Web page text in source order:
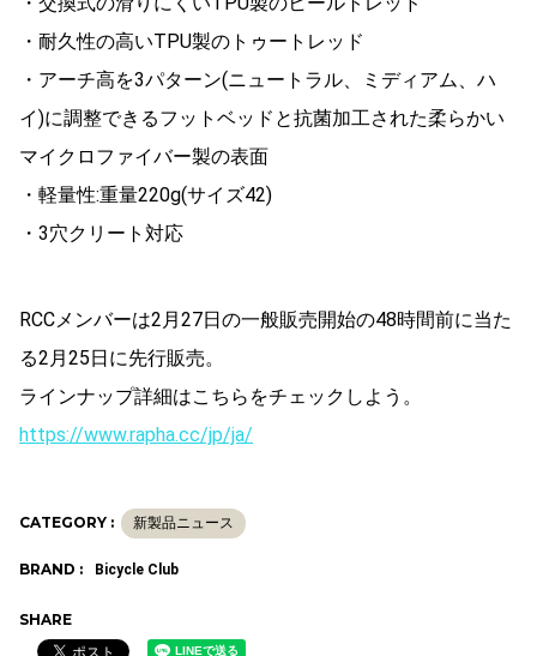
・耐久性の高いTPU製のトゥートレッド
・アーチ高を3パターン(ニュートラル、ミディアム、ハ
イ)に調整できるフットベッドと抗菌加工された柔らかい
マイクロファイバー製の表面
・軽量性:重量220g(サイズ42)
・3穴クリート対応
RCCメンバーは2月27日の一般販売開始の48時間前に当た
る2月25日に先行販売。
ラインナップ詳細はこちらをチェックしよう。
https://www.rapha.cc/jp/ja/
CATEGORY : 新製品ニュース
BRAND : Bicycle Club
SHARE